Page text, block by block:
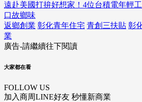
遠赴美國打拚好想家！4位台積電年輕
口故鄉味
返鄉創業 彰化青年住宅 青創三扶貼 彰
業
廣告-請繼續往下閱讀
大家都在看
FOLLOW US
加入商周LINE好友 秒懂新商業